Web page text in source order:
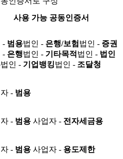
사용 가능 공동인증서
- 범용법인 - 은행/보험 법인 - 증권
- 은행법인 - 기타목적 법인 - 법인
법인 - 기업뱅킹법인 - 조달청
- 범용
- 범용 사업자 - 전자세금용
- 범용 사업자 - 용도제한